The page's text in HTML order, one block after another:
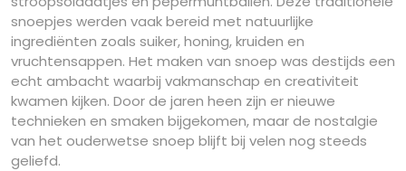
snoepjes werden vaak bereid met natuurlijke
ingrediënten zoals suiker, honing, kruiden en
vruchtensappen. Het maken van snoep was destijds een
echt ambacht waarbij vakmanschap en creativiteit
kwamen kijken. Door de jaren heen zijn er nieuwe
technieken en smaken bijgekomen, maar de nostalgie
van het ouderwetse snoep blijft bij velen nog steeds
geliefd.